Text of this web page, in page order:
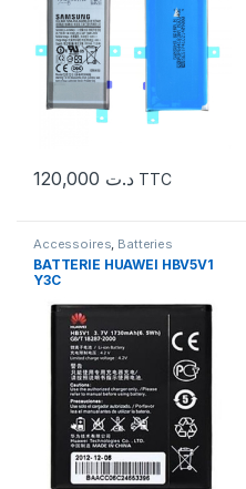
د.ت TTC
Accessoires Batteries
BATTERIE HUAWEI HBV5V1
Y3C